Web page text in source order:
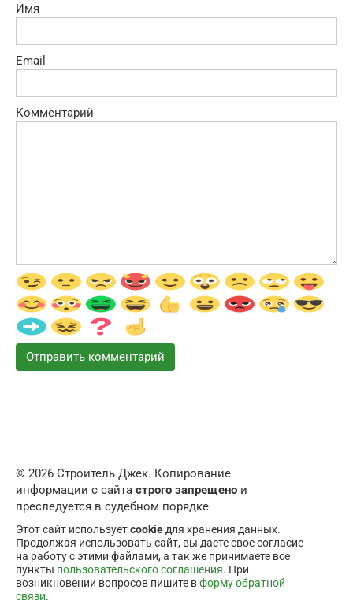
Имя
Email
Комментарий
© 2026 Строитель Джек. Копирование
информации с сайта строго запрещено и
преследуется в судебном порядке
Этот сайт используетcookie для хранения данных.
Продолжая использовать сайт, вы даете свое согласие
на работу с этими файлами, а так же принимаете все
пункты пользовательского соглашения. При
возникновении вопросов пишите вформу обратной
связи.